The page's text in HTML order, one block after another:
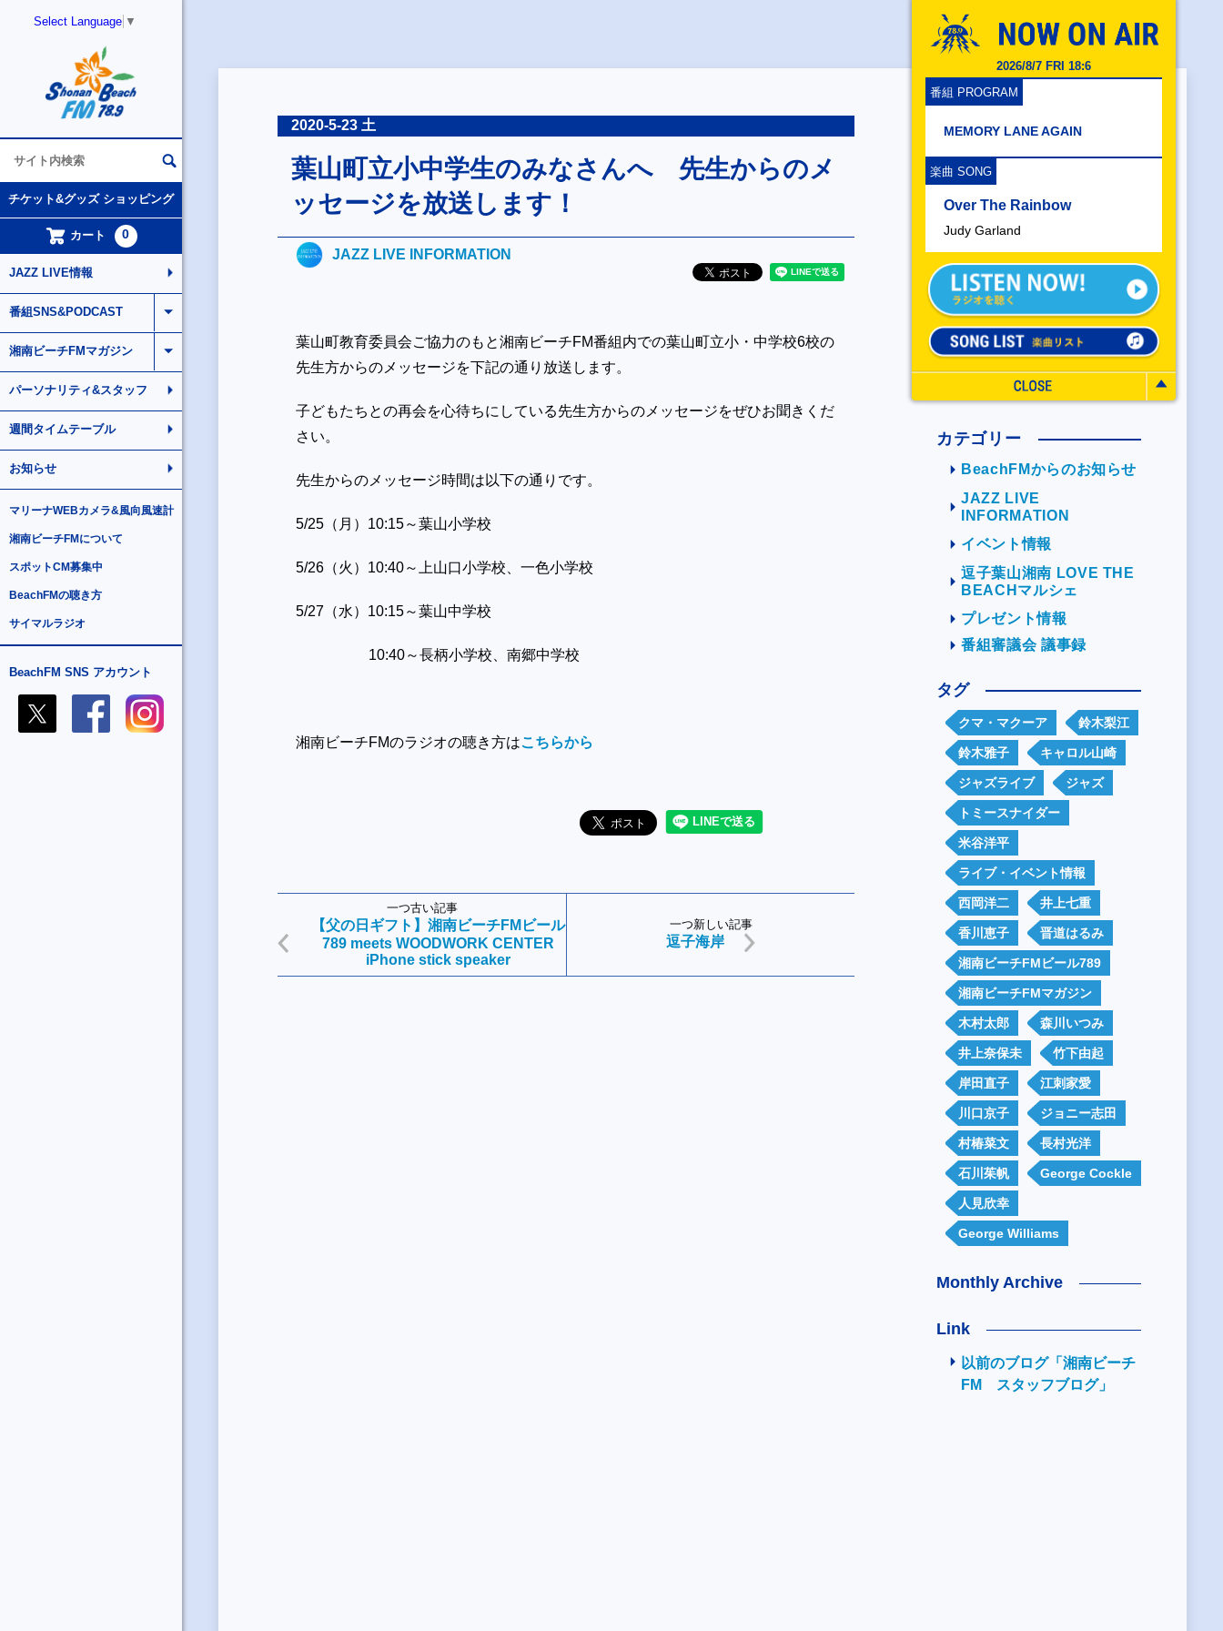
Select Language ▼
2026/8/7 FRI 18:6
番組 PROGRAM
MEMORY LANE AGAIN
楽曲 SONG
Over The Rainbow
Judy Garland
チケット&グッズ ショッピング
カート 0
JAZZ LIVE情報
番組SNS&PODCAST
湘南ビーチFMマガジン
パーソナリティ&スタッフ
週間タイムテーブル
お知らせ
マリーナWEBカメラ&風向風速計
湘南ビーチFMについて
スポットCM募集中
BeachFMの聴き方
サイマルラジオ
BeachFM SNS アカウント
2020-5-23 土
葉山町立小中学生のみなさんへ 先生からのメ
ッセージを放送します！
JAZZ LIVE INFORMATION
葉山町教育委員会ご協力のもと湘南ビーチFM番組内での葉山町立小・中学校6校の
先生方からのメッセージを下記の通り放送します。
子どもたちとの再会を心待ちにしている先生方からのメッセージをぜひお聞きくだ
さい。
先生からのメッセージ時間は以下の通りです。
5/25 （月） 10:15～葉山小学校
5/26 （火）10:40～上山口小学校、一色小学校
5/27 （水）10:15～葉山中学校
10:40～長柄小学校、南郷中学校
湘南ビーチFMのラジオの聴き方はこちらから
一つ古い記事
【父の日ギフト】湘南ビーチFMビール
789 meets WOODWORK CENTER
iPhone stick speaker
一つ新しい記事
逗子海岸
カテゴリー
BeachFMからのお知らせ
JAZZ LIVE
INFORMATION
イベント情報
逗子葉山湘南 LOVE THE
BEACHマルシェ
プレゼント情報
番組審議会 議事録
タグ
クマ・マクーア 鈴木梨江
鈴木雅子 キャロル山崎
ジャズライブ ジャズ
トミースナイダー
米谷洋平
ライブ・イベント情報
西岡洋二 井上七重
香川恵子 晋道はるみ
湘南ビーチFMビール789
湘南ビーチFMマガジン
木村太郎 森川いつみ
井上奈保未 竹下由起
岸田直子 江刺家愛
川口京子 ジョニー志田
村椿菜文 長村光洋
石川茱帆 George Cockle
人見欣幸
George Williams
Monthly Archive
Link
以前のブログ「湘南ビーチ
FM スタッフブログ」